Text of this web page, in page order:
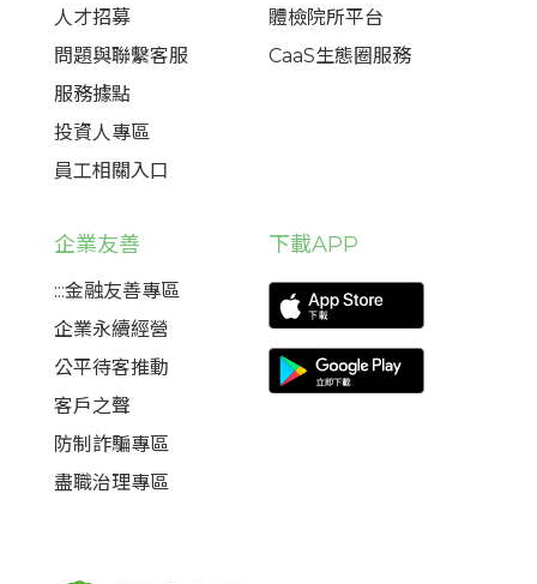
人才招募
問題與聯繫客服
服務據點
投資人專區
員工相關入口
體檢院所平台
CaaS生態圈服務
企業友善
:::金融友善專區
企業永續經營
公平待客推動
客戶之聲
防制詐騙專區
盡職治理專區
下載APP